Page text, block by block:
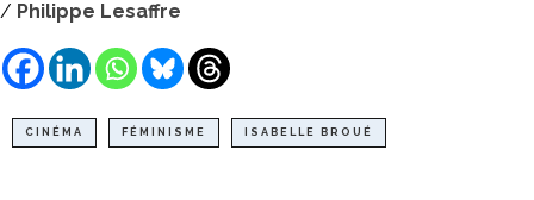
/ Philippe Lesaffre
CINÉMA FÉMINISME ISABELLE BROUÉ